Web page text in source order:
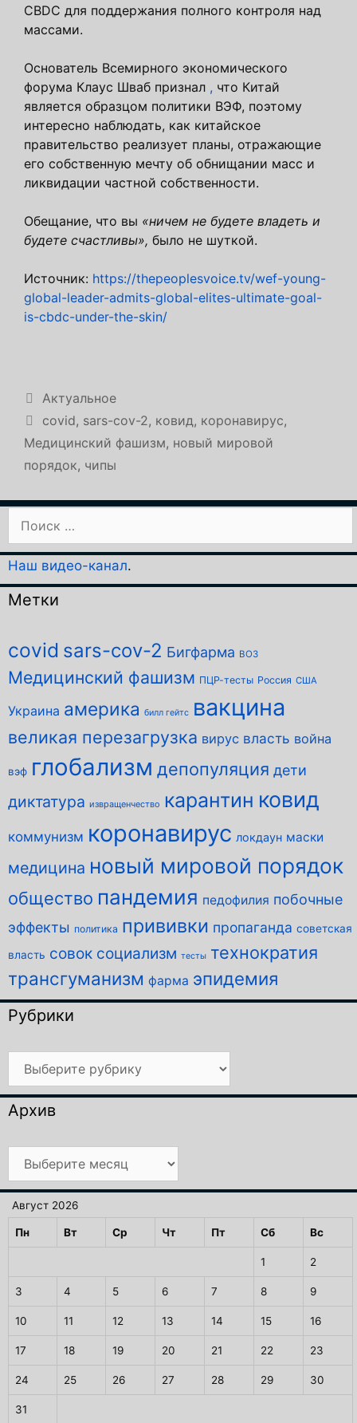
CBDC для поддержания полного контроля над
массами.
Основатель Всемирного экономического
форума Клаус Шваб признал , что Китай
является образцом политики ВЭФ, поэтому
интересно наблюдать, как китайское
правительство реализует планы, отражающие
его собственную мечту об обнищании масс и
ликвидации частной собственности.
Обещание, что вы «ничем не будете владеть и
будете счастливы», было не шуткой.
Источник: https://thepeoplesvoice.tv/wef-young-
global-leader-admits-global-elites-ultimate-goal-
is-cbdc-under-the-skin/
Рубрики
Актуальное
Метки
covid, sars-cov-2, ковид, коронавирус,
Медицинский фашизм, новый мировой
порядок, чипы
Наш видео-канал.
Метки
covid sars-cov-2 Бигфарма ВОЗ
Медицинский фашизм ПЦР-тесты Россия США
Украина америка билл гейтс вакцина
великая перезагрузка вирус власть война
вэф глобализм депопуляция дети
диктатура извращенчество карантин ковид
коммунизм коронавирус локдаун маски
медицина новый мировой порядок
общество пандемия педофилия побочные
эффекты политика прививки пропаганда советская
власть совок социализм тесты технократия
трансгуманизм фарма эпидемия
Рубрики
Рубрики
Архив
Архив
Август 2026
Пн Вт Ср Чт Пт Сб Вс
1 2
3 4 5 6 7 8 9
10 11 12 13 14 15 16
17 18 19 20 21 22 23
24 25 26 27 28 29 30
31